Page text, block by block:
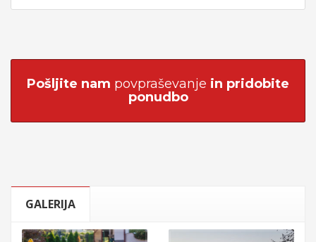
Pošljite nam povpraševanje in pridobite
ponudbo
GALERIJA